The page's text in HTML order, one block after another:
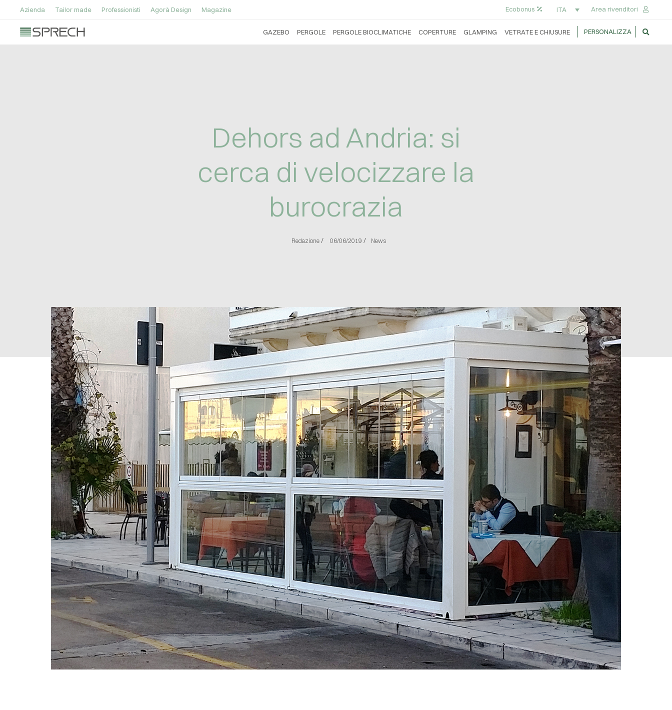
Azienda Tailor made Professionisti Agorà Design Magazine Ecobonus ITA Area rivenditori
GAZEBO PERGOLE PERGOLE BIOCLIMATICHE COPERTURE GLAMPING VETRATE E CHIUSURE PERSONALIZZA
Dehors ad Andria: si
cerca di velocizzare la
burocrazia
Redazione/ 06/06/2019 / News